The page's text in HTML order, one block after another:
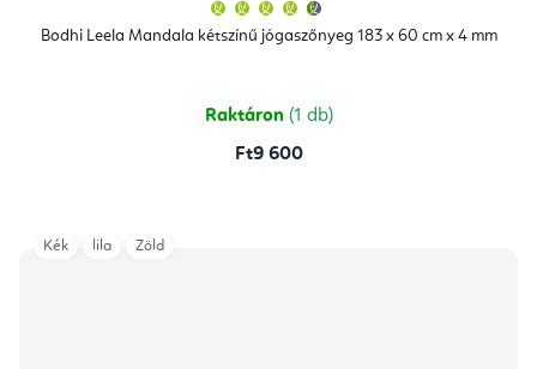
Bodhi Leela Mandala kétszínű jógaszőnyeg 183 x 60 cm x 4 mm
átlagos
értékelése
csillag.
Raktáron (1 db)
Ft9 600
Kék lila Zöld